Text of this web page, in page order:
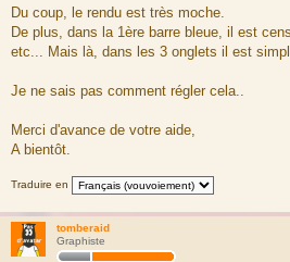
Du coup, le rendu est très moche.
De plus, dans la 1ère barre bleue, il est
etc... Mais là, dans les 3 onglets il est
Je ne sais pas comment régler cela..
Merci d'avance de votre aide,
A bientôt.
Traduire en
tomberaid
Graphiste